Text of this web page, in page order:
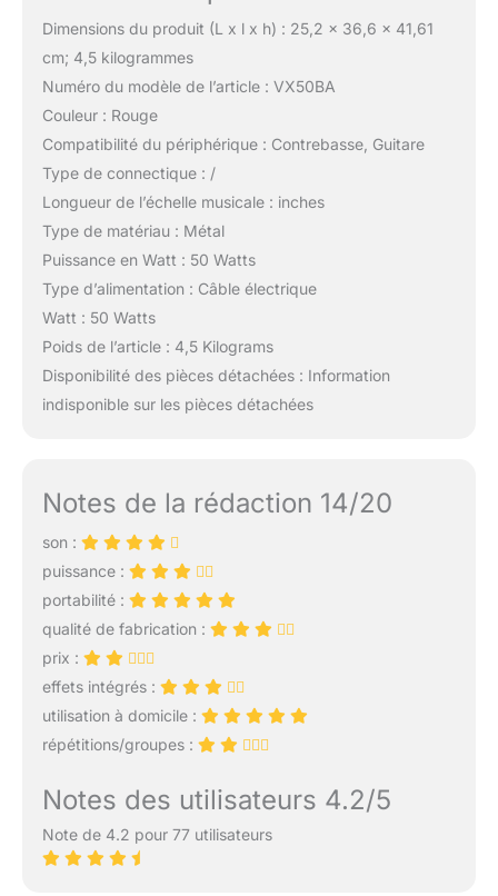
Dimensions du produit (L x l x h) : 25,2 x 36,6 x 41,61
cm; 4,5 kilogrammes
Numéro du modèle de l’article : VX50BA
Couleur : Rouge
Compatibilité du périphérique : Contrebasse, Guitare
Type de connectique : /
Longueur de l’échelle musicale : inches
Type de matériau : Métal
Puissance en Watt : 50 Watts
Type d’alimentation : Câble électrique
Watt : 50 Watts
Poids de l’article : 4,5 Kilograms
Disponibilité des pièces détachées : Information
indisponible sur les pièces détachées
Notes de la rédaction 14/20
son :
puissance :
portabilité :
qualité de fabrication :
prix :
effets intégrés :
utilisation à domicile :
répétitions/groupes :
Notes des utilisateurs 4.2/5
Note de 4.2 pour 77 utilisateurs